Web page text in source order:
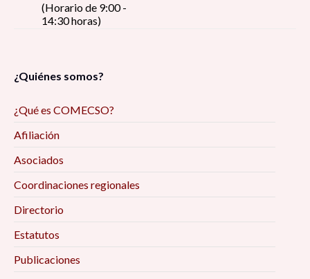
(Horario de 9:00 -
14:30 horas)
¿Quiénes somos?
¿Qué es COMECSO?
Afiliación
Asociados
Coordinaciones regionales
Directorio
Estatutos
Publicaciones